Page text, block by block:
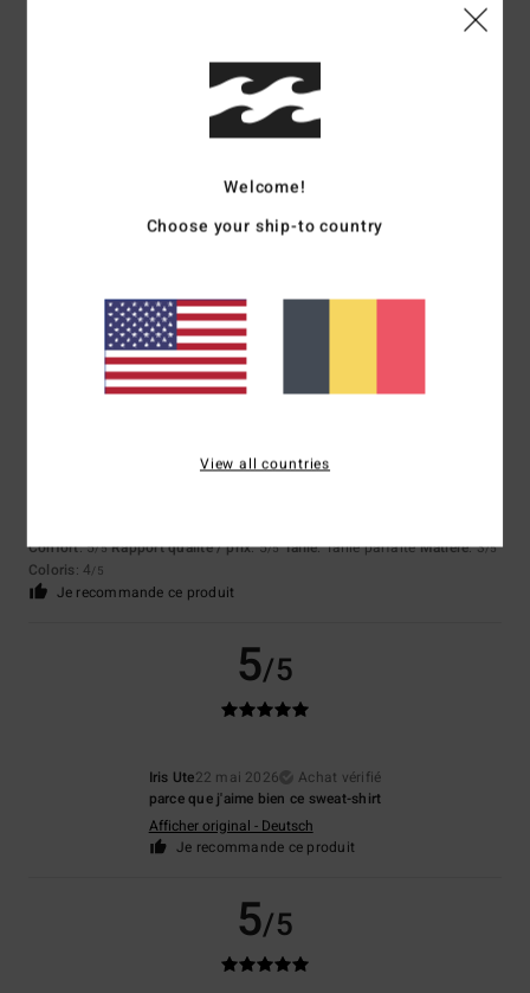
4/5
Très confortable et taille très bien. Le motif est parfait
4
Confort: 5/5 Rapport qualité / prix: 5/5 Taille: Taille parfaiteMatière: 3/5
Coloris: 4/5
Je recommande ce produit
5/5
Iris Ute22 mai 2026
Achat vérifié
parce que j'aime bien ce sweat-shirt
Afficher original - Deutsch
Je recommande ce produit
5/5
Welcome!
Choose your ship-to country
View all countries